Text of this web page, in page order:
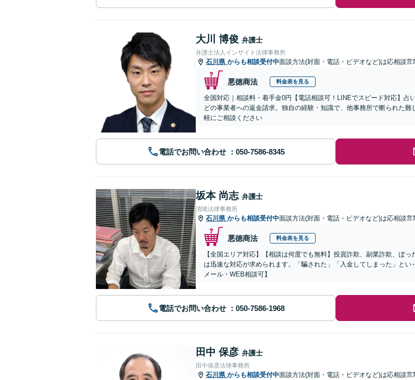
大川 博俊 弁護士
弁護士法人インサイト法律事務所
石川県 からも相談受付中面談方法(対面・電話・ビデオなど)は応相談営
悪徳商法 料金表を見る
全国対応｜相談料・着手金0円【電話相談可！LINEでスピード対応】占
どの事業者への返金請求。独自の経験・知識で、他事務所で断られた
軽にご相談ください
電話でお問い合わせ
坂本 尚志 弁護士
清陵法律事務所
石川県 からも相談受付中面談方法(対面・電話・ビデオなど)は応相談営
悪徳商法 料金表を見る
【全国エリア対応】【相談は何度でも無料】投資詐欺、副業詐欺、ぼ
は迅速な対応が求められます。「騙された」「入金してしまった」とい
メール・WEB相談可】
電話でお問い合わせ
田中 保彦 弁護士
田中保彦法律事務所
石川県 からも相談受付中面談方法(対面・電話・ビデオなど)は応相談営